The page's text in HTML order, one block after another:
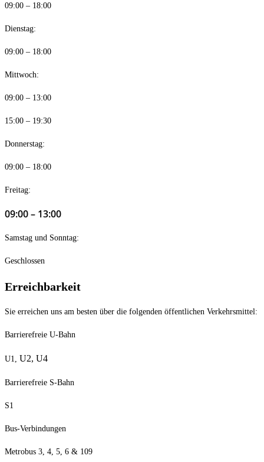
09:00 – 18:00
Dienstag:
09:00 – 18:00
Mittwoch:
09:00 – 13:00
15:00 – 19:30
Donnerstag:
09:00 – 18:00
Freitag:
09:00 – 13:00
Samstag und Sonntag:
Geschlossen
Erreichbarkeit
Sie erreichen uns am besten über die folgenden öffentlichen Verkehrsmittel:
Barrierefreie U-Bahn
U1, U2, U4
Barrierefreie S-Bahn
S1
Bus-Verbindungen
Metrobus 3, 4, 5, 6 & 109